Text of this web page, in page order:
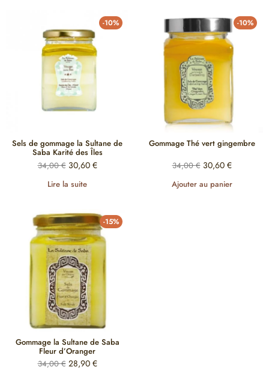
-10%
Sels de gommage la Sultane de
Saba Karité des Îles
34,00€ 30,60 €
Lire la suite
-10%
Gommage Thé vert gingembre
34,00€ 30,60 €
Ajouter au panier
-15%
Gommage la Sultane de Saba
Fleur d’Oranger
34,00€ 28,90 €